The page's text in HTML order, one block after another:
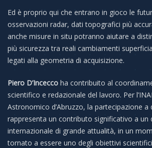
Ed è proprio qui che entrano in gioco le
osservazioni radar, dati topografici più
anche misure in situ potranno aiutare a
più sicurezza tra reali cambiamenti
legati alla geometria di acquisizione.
Piero D’Inceccoha contribuito al
scientifico e redazionale del lavoro. Per
Astronomico d’Abruzzo, la partecipazione
rappresenta un contributo significativo a un
internazionale di grande attualità, in un
tornato a essere uno degli obiettivi